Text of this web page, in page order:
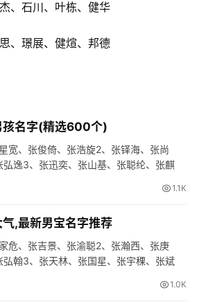
、石川、叶栋、健华
、璟展、健煊、邦德
孩名字(精选600个)
宽、张俊倚、张浩旋2、张铎海、张尚
逸3、张迅奕、张山基、张聪纶、张麒
1.1K
,最新男宝名字推荐
危、张吉景、张渝聪2、张瀚西、张庚
翰3、张天林、张国星、张宇稞、张斌
1.0K